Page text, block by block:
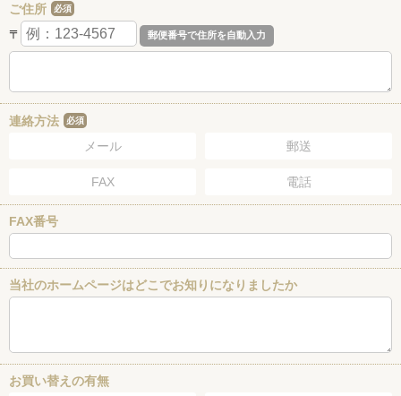
ご住所 必須
〒
連絡方法 必須
メール 郵送
FAX 電話
FAX番号
当社のホームページはどこでお知りになりましたか
お買い替えの有無